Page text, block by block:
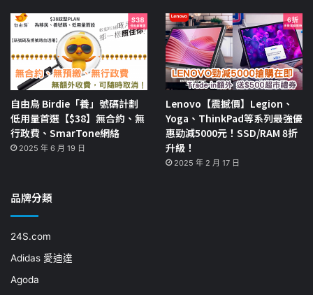
自由鳥 Birdie「養」號碼計劃
低用量首選【$38】無合約、無
行政費、SmarTone網絡
2025 年 6 月 19 日
Lenovo【震撼價】Legion、
Yoga、ThinkPad等系列最強優
惠勁減5000元！SSD/RAM 8折
升級！
2025 年 2 月 17 日
品牌分類
24S.com
Adidas 愛迪達
Agoda